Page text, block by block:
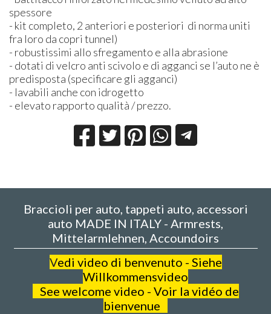
spessore
- kit completo, 2 anteriori e posteriori di norma uniti
fra loro da copri tunnel)
- robustissimi allo sfregamento e alla abrasione
- dotati di velcro anti scivolo e di agganci se l’auto ne è
predisposta (specificare gli agganci)
- lavabili anche con idrogetto
- elevato rapporto qualità / prezzo.
Braccioli per auto, tappeti auto, accessori
auto MADE IN ITALY - Armrests,
Mittelarmlehnen, Accoundoirs
Vedi video di benvenuto - Siehe
Willkommensvideo
See welcome video - Voir la vidéo de
bienvenue